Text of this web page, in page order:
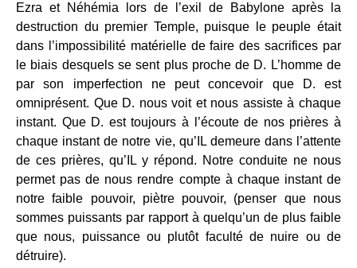
Ezra et Néhémia lors de l’exil de Babylone après la
destruction du premier Temple, puisque le peuple était
dans l’impossibilité matérielle de faire des sacrifices par
le biais desquels se sent plus proche de D. L’homme de
par son imperfection ne peut concevoir que D. est
omniprésent. Que D. nous voit et nous assiste à chaque
instant. Que D. est toujours à l’écoute de nos prières à
chaque instant de notre vie, qu’IL demeure dans l’attente
de ces prières, qu’IL y répond. Notre conduite ne nous
permet pas de nous rendre compte à chaque instant de
notre faible pouvoir, piètre pouvoir, (penser que nous
sommes puissants par rapport à quelqu’un de plus faible
que nous, puissance ou plutôt faculté de nuire ou de
détruire).